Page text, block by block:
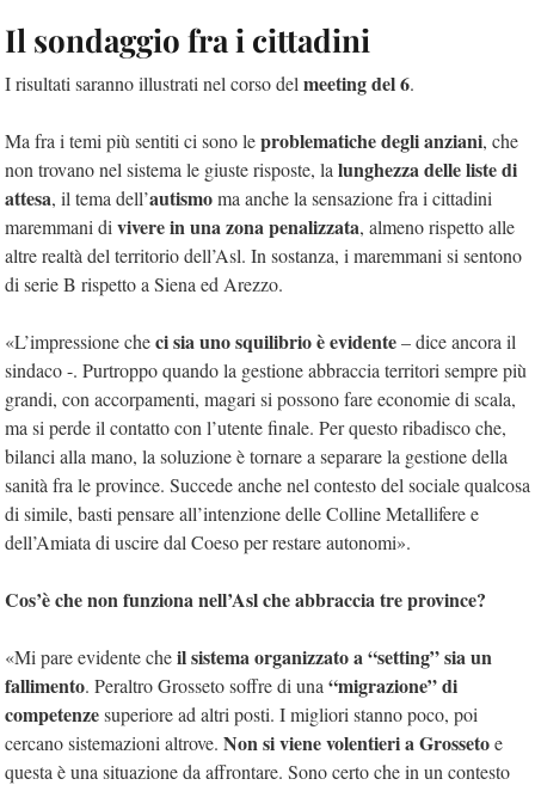
Il sondaggio fra i cittadini
I risultati saranno illustrati nel corso del meeting del 6.
Ma fra i temi più sentiti ci sono leproblematiche degli anziani, che
non trovano nel sistema le giuste risposte, la lunghezza delle liste di
attesa, il tema dell’autismoma anche la sensazione fra i cittadini
maremmani di vivere in una zona penalizzata, almeno rispetto alle
altre realtà del territorio dell’Asl. In sostanza, i maremmani si sentono
di serie B rispetto a Siena ed Arezzo.
«L’impressione checi sia uno squilibrio è evidente– dice ancora il
sindaco -. Purtroppo quando la gestione abbraccia territori sempre più
grandi, con accorpamenti, magari si possono fare economie di scala,
ma si perde il contatto con l’utente finale. Per questo ribadisco che,
bilanci alla mano, la soluzione è tornare a separare la gestione della
sanità fra le province. Succede anche nel contesto del sociale qualcosa
di simile, basti pensare all’intenzione delle Colline Metallifere e
dell’Amiata di uscire dal Coeso per restare autonomi».
Cos’è che non funziona nell’Asl che abbraccia tre province?
«Mi pare evidente cheil sistema organizzato a “setting” sia un
fallimento. Peraltro Grosseto soffre di una “migrazione” di
competenzesuperiore ad altri posti. I migliori stanno poco, poi
cercano sistemazioni altrove. Non si viene volentieri a Grossetoe
questa è una situazione da affrontare. Sono certo che in un contesto